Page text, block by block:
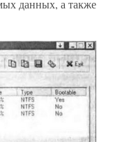
данных, а также